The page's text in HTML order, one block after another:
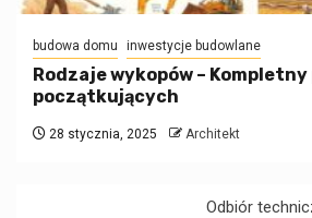
budowa domu inwestycje budowlane
Rodzaje wykopów –
początkujących
28 stycznia, 2025 Architekt
Odbiór